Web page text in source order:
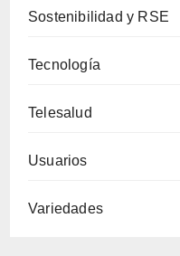
Sostenibilidad y RSE
Tecnología
Telesalud
Usuarios
Variedades